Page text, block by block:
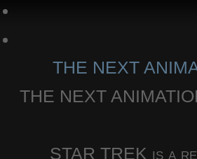
THE NEXT
THE NEXT
STAR TREK is a